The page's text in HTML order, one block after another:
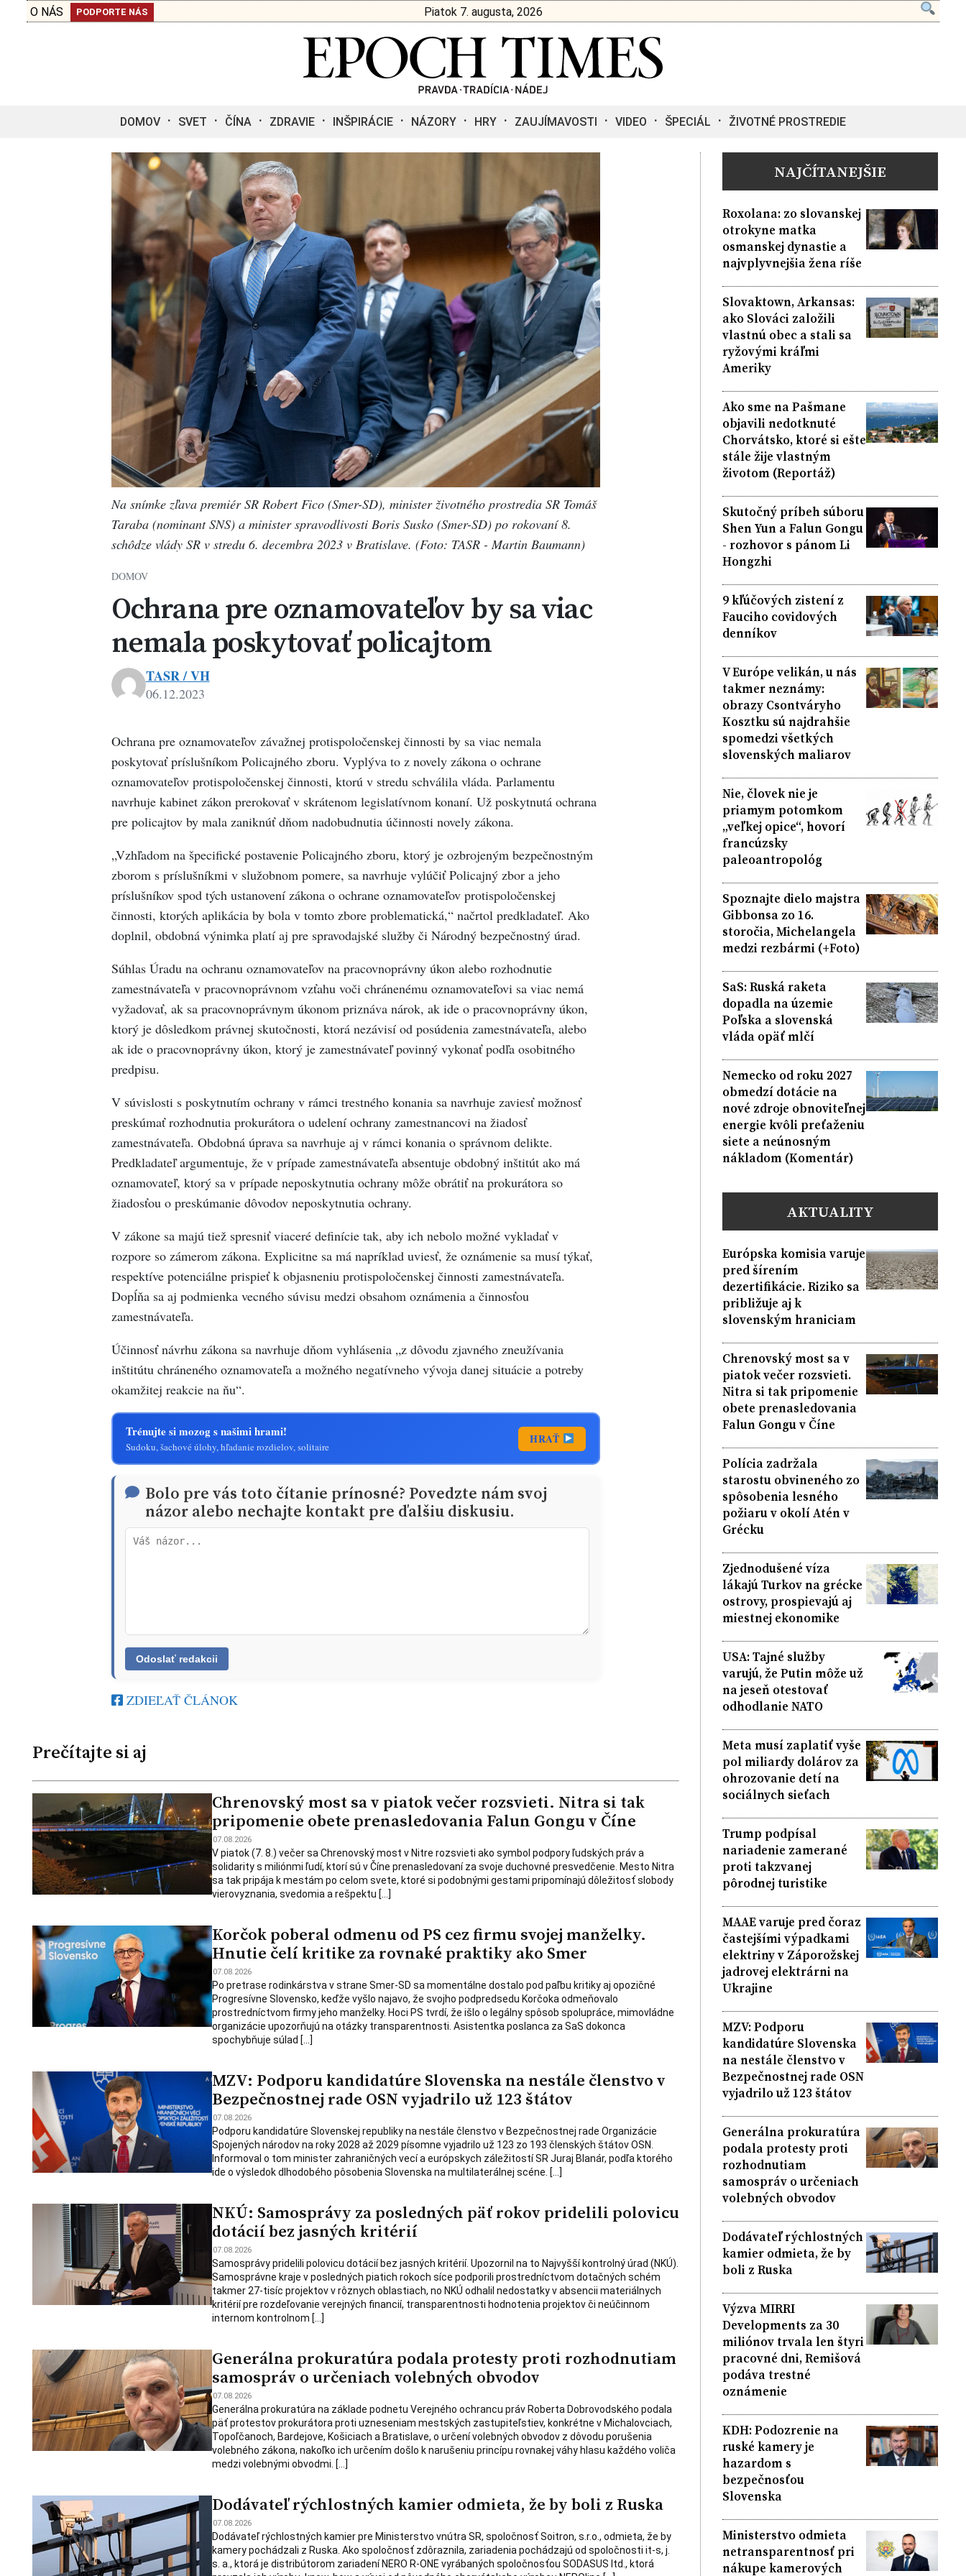
O NÁS PODPORTE NÁS Piatok 7. augusta, 2026
DOMOV SVET ČÍNA ZDRAVIE INŠPIRÁCIE NÁZORY HRY ZAUJÍMAVOSTI VIDEO ŠPECIÁL ŽIVOTNÉ PROSTREDIE
Na snímke zľava premiér SR Robert Fico (Smer-SD), minister životného prostredia SR Tomáš
Taraba (nominant SNS) a minister spravodlivosti Boris Susko (Smer-SD) po rokovaní 8.
schôdze vlády SR v stredu 6. decembra 2023 v Bratislave. (Foto: TASR - Martin Baumann)
DOMOV
Ochrana pre oznamovateľov by sa viac
nemala poskytovať policajtom
TASR / VH
06.12.2023
Ochrana pre oznamovateľov závažnej protispoločenskej činnosti by sa viac nemala
poskytovať príslušníkom Policajného zboru. Vyplýva to z novely zákona o ochrane
oznamovateľov protispoločenskej činnosti, ktorú v stredu schválila vláda. Parlamentu
navrhuje kabinet zákon prerokovať v skrátenom legislatívnom konaní. Už poskytnutá ochrana
pre policajtov by mala zaniknúť dňom nadobudnutia účinnosti novely zákona.
„Vzhľadom na špecifické postavenie Policajného zboru, ktorý je ozbrojeným bezpečnostným
zborom s príslušníkmi v služobnom pomere, sa navrhuje vylúčiť Policajný zbor a jeho
príslušníkov spod tých ustanovení zákona o ochrane oznamovateľov protispoločenskej
činnosti, ktorých aplikácia by bola v tomto zbore problematická,“ načrtol predkladateľ. Ako
doplnil, obdobná výnimka platí aj pre spravodajské služby či Národný bezpečnostný úrad.
Súhlas Úradu na ochranu oznamovateľov na pracovnoprávny úkon alebo rozhodnutie
zamestnávateľa v pracovnoprávnom vzťahu voči chránenému oznamovateľovi sa viac nemá
vyžadovať, ak sa pracovnoprávnym úkonom priznáva nárok, ak ide o pracovnoprávny úkon,
ktorý je dôsledkom právnej skutočnosti, ktorá nezávisí od posúdenia zamestnávateľa, alebo
ak ide o pracovnoprávny úkon, ktorý je zamestnávateľ povinný vykonať podľa osobitného
predpisu.
V súvislosti s poskytnutím ochrany v rámci trestného konania sa navrhuje zaviesť možnosť
preskúmať rozhodnutia prokurátora o udelení ochrany zamestnancovi na žiadosť
zamestnávateľa. Obdobná úprava sa navrhuje aj v rámci konania o správnom delikte.
Predkladateľ argumentuje, že v prípade zamestnávateľa absentuje obdobný inštitút ako má
oznamovateľ, ktorý sa v prípade neposkytnutia ochrany môže obrátiť na prokurátora so
žiadosťou o preskúmanie dôvodov neposkytnutia ochrany.
V zákone sa majú tiež spresniť viaceré definície tak, aby ich nebolo možné vykladať v
rozpore so zámerom zákona. Explicitne sa má napríklad uviesť, že oznámenie sa musí týkať,
respektíve potenciálne prispieť k objasneniu protispoločenskej činnosti zamestnávateľa.
Dopĺňa sa aj podmienka vecného súvisu medzi obsahom oznámenia a činnosťou
zamestnávateľa.
Účinnosť návrhu zákona sa navrhuje dňom vyhlásenia „z dôvodu zjavného zneužívania
inštitútu chráneného oznamovateľa a možného negatívneho vývoja danej situácie a potreby
okamžitej reakcie na ňu“.
Trénujte si mozog s našimi hrami!
Sudoku, šachové úlohy, hľadanie rozdielov, solitaire
HRAŤ
Bolo pre vás toto čítanie prínosné? Povedzte nám svoj
názor alebo nechajte kontakt pre ďalšiu diskusiu.
ZDIEĽAŤ ČLÁNOK
Prečítajte si aj
Chrenovský most sa v piatok večer rozsvieti. Nitra si tak
pripomenie obete prenasledovania Falun Gongu v Číne
07.08.2026
V piatok (7. 8.) večer sa Chrenovský most v Nitre rozsvieti ako symbol podpory ľudských práv a
solidarity s miliónmi ľudí, ktorí sú v Číne prenasledovaní za svoje duchovné presvedčenie. Mesto Nitra
sa tak pripája k mestám po celom svete, ktoré si podobnými gestami pripomínajú dôležitosť slobody
vierovyznania, svedomia a rešpektu […]
Korčok poberal odmenu od PS cez firmu svojej manželky.
Hnutie čelí kritike za rovnaké praktiky ako Smer
07.08.2026
Po pretrase rodinkárstva v strane Smer-SD sa momentálne dostalo pod paľbu kritiky aj opozičné
Progresívne Slovensko, keďže vyšlo najavo, že svojho podpredsedu Korčoka odmeňovalo
prostredníctvom firmy jeho manželky. Hoci PS tvrdí, že išlo o legálny spôsob spolupráce, mimovládne
organizácie upozorňujú na otázky transparentnosti. Asistentka poslanca za SaS dokonca
spochybňuje súlad […]
MZV: Podporu kandidatúre Slovenska na nestále členstvo v
Bezpečnostnej rade OSN vyjadrilo už 123 štátov
07.08.2026
Podporu kandidatúre Slovenskej republiky na nestále členstvo v Bezpečnostnej rade Organizácie
Spojených národov na roky 2028 až 2029 písomne vyjadrilo už 123 zo 193 členských štátov OSN.
Informoval o tom minister zahraničných vecí a európskych záležitostí SR Juraj Blanár, podľa ktorého
ide o výsledok dlhodobého pôsobenia Slovenska na multilaterálnej scéne. […]
NKÚ: Samosprávy za posledných päť rokov pridelili polovicu
dotácií bez jasných kritérií
07.08.2026
Samosprávy pridelili polovicu dotácií bez jasných kritérií. Upozornil na to Najvyšší kontrolný úrad (NKÚ).
Samosprávne kraje v posledných piatich rokoch síce podporili prostredníctvom dotačných schém
takmer 27-tisíc projektov v rôznych oblastiach, no NKÚ odhalil nedostatky v absencii materiálnych
kritérií pre rozdeľovanie verejných financií, transparentnosti hodnotenia projektov či neúčinnom
internom kontrolnom […]
Generálna prokuratúra podala protesty proti rozhodnutiam
samospráv o určeniach volebných obvodov
07.08.2026
Generálna prokuratúra na základe podnetu Verejného ochrancu práv Roberta Dobrovodského podala
päť protestov prokurátora proti uzneseniam mestských zastupiteľstiev, konkrétne v Michalovciach,
Topoľčanoch, Bardejove, Košiciach a Bratislave, o určení volebných obvodov z dôvodu porušenia
volebného zákona, nakoľko ich určením došlo k narušeniu princípu rovnakej váhy hlasu každého voliča
medzi volebnými obvodmi. […]
Dodávateľ rýchlostných kamier odmieta, že by boli z Ruska
07.08.2026
Dodávateľ rýchlostných kamier pre Ministerstvo vnútra SR, spoločnosť Soitron, s.r.o., odmieta, že by
kamery pochádzali z Ruska. Ako spoločnosť zdôraznila, zariadenia pochádzajú od spoločnosti it-s, j.
s. a., ktorá je distribútorom zariadení NERO R-ONE vyrábaných spoločnosťou SODASUS ltd., ktorá
NAJČÍTANEJŠIE
Roxolana: zo slovanskej
otrokyne matka
osmanskej dynastie a
najvplyvnejšia žena ríše
Slovaktown, Arkansas:
ako Slováci založili
vlastnú obec a stali sa
ryžovými kráľmi
Ameriky
Ako sme na Pašmane
objavili nedotknuté
Chorvátsko, ktoré si ešte
stále žije vlastným
životom (Reportáž)
Skutočný príbeh súboru
Shen Yun a Falun Gongu
- rozhovor s pánom Li
Hongzhi
9 kľúčových zistení z
Fauciho covidových
denníkov
V Európe velikán, u nás
takmer neznámy:
obrazy Csontváryho
Kosztku sú najdrahšie
spomedzi všetkých
slovenských maliarov
Nie, človek nie je
priamym potomkom
„veľkej opice“, hovorí
francúzsky
paleoantropológ
Spoznajte dielo majstra
Gibbonsa zo 16.
storočia, Michelangela
medzi rezbármi (+Foto)
SaS: Ruská raketa
dopadla na územie
Poľska a slovenská
vláda opäť mlčí
Nemecko od roku 2027
obmedzí dotácie na
nové zdroje obnoviteľnej
energie kvôli preťaženiu
siete a neúnosným
nákladom (Komentár)
AKTUALITY
Európska komisia varuje
pred šírením
dezertifikácie. Riziko sa
približuje aj k
slovenským hraniciam
Chrenovský most sa v
piatok večer rozsvieti.
Nitra si tak pripomenie
obete prenasledovania
Falun Gongu v Číne
Polícia zadržala
starostu obvineného zo
spôsobenia lesného
požiaru v okolí Atén v
Grécku
Zjednodušené víza
lákajú Turkov na grécke
ostrovy, prospievajú aj
miestnej ekonomike
USA: Tajné služby
varujú, že Putin môže už
na jeseň otestovať
odhodlanie NATO
Meta musí zaplatiť vyše
pol miliardy dolárov za
ohrozovanie detí na
sociálnych sieťach
Trump podpísal
nariadenie zamerané
proti takzvanej
pôrodnej turistike
MAAE varuje pred čoraz
častejšími výpadkami
elektriny v Záporožskej
jadrovej elektrárni na
Ukrajine
MZV: Podporu
kandidatúre Slovenska
na nestále členstvo v
Bezpečnostnej rade OSN
vyjadrilo už 123 štátov
Generálna prokuratúra
podala protesty proti
rozhodnutiam
samospráv o určeniach
volebných obvodov
Dodávateľ rýchlostných
kamier odmieta, že by
boli z Ruska
Výzva MIRRI
Developments za 30
miliónov trvala len štyri
pracovné dni, Remišová
podáva trestné
oznámenie
KDH: Podozrenie na
ruské kamery je
hazardom s
bezpečnosťou
Slovenska
Ministerstvo odmieta
netransparentnosť pri
nákupe kamerových